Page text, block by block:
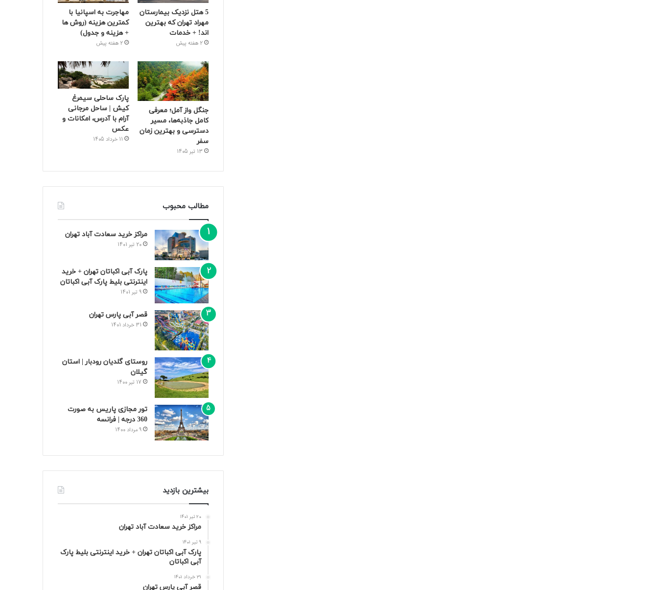
5 هتل نزدیک بیمارستان
مهراد تهران که بهترین‌
اند! + خدمات
2 هفته پیش
مهاجرت به اسپانیا با
کمترین هزینه (روش ها
+ هزینه و جدول)
2 هفته پیش
جنگل واز آمل؛ معرفی
کامل جاذبه‌ها، مسیر
دسترسی و بهترین زمان
سفر
13 تیر 1405
پارک ساحلی سیمرغ
کیش | ساحل مرجانی
آرام با آدرس، امکانات و
عکس
11 خرداد 1405
مطالب محبوب
مراکز خرید سعادت‌ آباد تهران
20 تیر 1401
پارک آبی اکباتان تهران + خرید
اینترنتی بلیط پارک آبی اکباتان
9 تیر 1401
قصر آبی پارس تهران
31 خرداد 1401
روستای گلدیان رودبار | استان
گیلان
17 تیر 1400
تور مجازی پاریس به صورت
360 درجه | فرانسه
9 مرداد 1400
بیشترین بازدید
20 تیر 1401
مراکز خرید سعادت‌ آباد تهران
9 تیر 1401
پارک آبی اکباتان تهران + خرید اینترنتی بلیط پارک
آبی اکباتان
31 خرداد 1401
قصر آبی پارس تهران